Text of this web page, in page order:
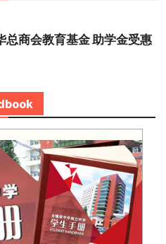
总商会教育基金 助学金受惠